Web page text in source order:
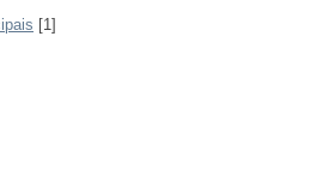
[1]